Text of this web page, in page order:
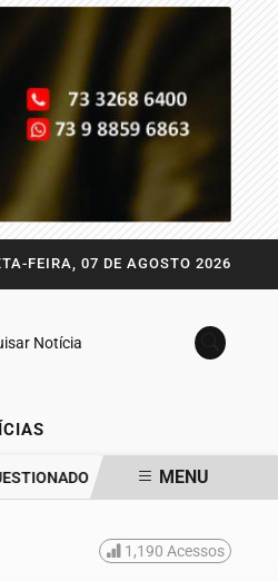
FEIRA, 07 DE AGOSTO 2026
Notícia
DRA. RAISSA SOARES
MENU
1,190 Acessos